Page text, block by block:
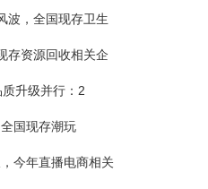
波，全国现存卫生
存资源回收相关企
升级并行：2
国现存潮玩
今年直播电商相关